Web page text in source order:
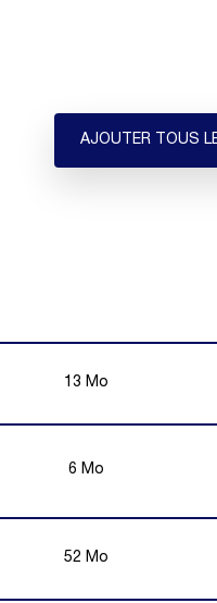
AJOUTER TOUS
13 Mo
6 Mo
52 Mo